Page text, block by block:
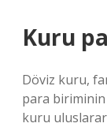
Kuru
Döviz kuru,
para biriminin
kuru